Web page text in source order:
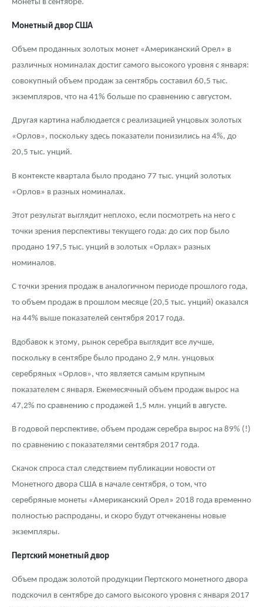
Русская нумизматика
Золотая карманная галерея
Монеты и жетоны из недрагоценных металлов
монеты в сентябре.
Монетный двор США
Объем проданных золотых монет «Американский Орел» в
различных номиналах достиг самого высокого уровня с января:
совокупный объем продаж за сентябрь составил 60,5 тыс.
экземпляров, что на 41% больше по сравнению с августом.
Другая картина наблюдается с реализацией унцовых золотых
«Орлов», поскольку здесь показатели понизились на 4%, до
20,5 тыс. унций.
В контексте квартала было продано 77 тыс. унций золотых
«Орлов» в разных номиналах.
Этот результат выглядит неплохо, если посмотреть на него с
точки зрения перспективы текущего года: до сих пор было
продано 197,5 тыс. унций в золотых «Орлах» разных
номиналов.
С точки зрения продаж в аналогичном периоде прошлого года,
то объем продаж в прошлом месяце (20,5 тыс. унций) оказался
на 44% выше показателей сентября 2017 года.
Вдобавок к этому, рынок серебра выглядит все лучше,
поскольку в сентябре было продано 2,9 млн. унцовых
серебряных «Орлов», что является самым крупным
показателем с января. Ежемесячный объем продаж вырос на
47,2% по сравнению с продажей 1,5 млн. унций в августе.
В годовой перспективе, объем продаж серебра вырос на 89% (!)
по сравнению с показателями сентября 2017 года.
Скачок спроса стал следствием публикации новости от
Монетного двора США в начале сентября, о том, что
серебряные монеты «Американский Орел» 2018 года временно
полностью распроданы, и скоро будут отчеканены новые
экземпляры.
Пертский монетный двор
Объем продаж золотой продукции Пертского монетного двора
подскочил в сентябре до самого высокого уровня с января 2017